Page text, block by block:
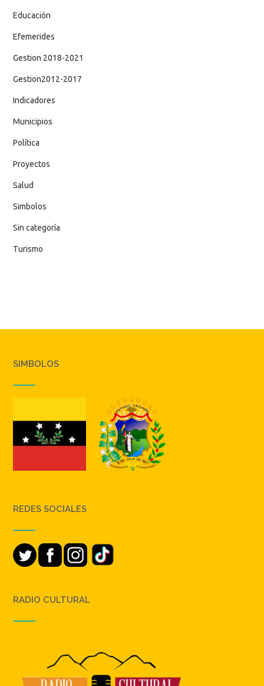
Educación
Efemerides
Gestion 2018-2021
Gestion2012-2017
Indicadores
Municipios
Política
Proyectos
Salud
Simbolos
Sin categoría
Turismo
SIMBOLOS
REDES SOCIALES
RADIO CULTURAL